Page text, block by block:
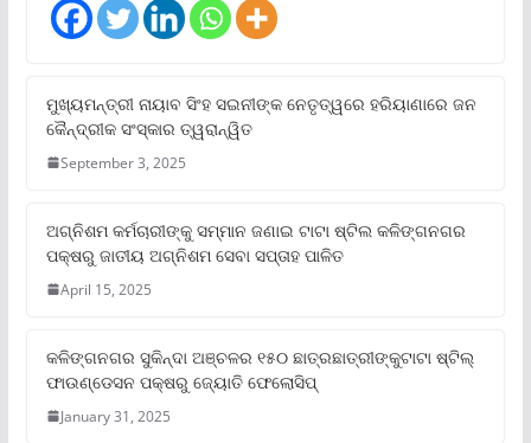
ମୁଖ୍ୟମନ୍ତ୍ରୀ ନାୟାବ ସିଂହ ସଇନୀଙ୍କ ନେତୃତ୍ୱରେ ହରିୟାଣାରେ ଜନ
କୈନ୍ଦ୍ରୀକ ସଂସ୍କାର ତ୍ୱରାନ୍ୱିତ
September 3, 2025
ଅଗ୍ନିଶମ କର୍ମଚାରୀଙ୍କୁ ସମ୍ମାନ ଜଣାଇ ଟାଟା ଷ୍ଟିଲ କଳିଙ୍ଗନଗର
ପକ୍ଷରୁ ଜାତୀୟ ଅଗ୍ନିଶମ ସେବା ସପ୍ତାହ ପାଳିତ
April 15, 2025
କଳିଙ୍ଗନଗର ସୁକିନ୍ଦା ଅଞ୍ଚଳର ୧୫୦ ଛାତ୍ରଛାତ୍ରୀଙ୍କୁଟାଟା ଷ୍ଟିଲ୍
ଫାଉଣ୍ଡେସନ ପକ୍ଷରୁ ଜ୍ୟୋତି ଫେଲୋସିପ୍‌
January 31, 2025